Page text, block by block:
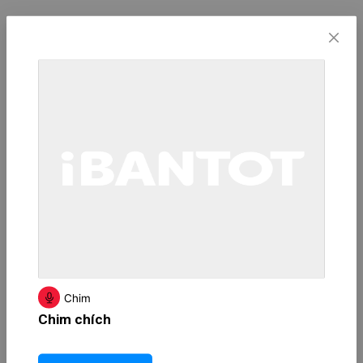
Chim
Chim chích